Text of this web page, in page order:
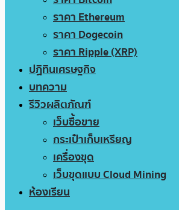
ราคา Ethereum
ราคา Dogecoin
ราคา Ripple (XRP)
ปฏิทินเศรษฐกิจ
บทความ
รีวิวผลิตภัณฑ์
เว็บซื้อขาย
กระเป๋าเก็บเหรียญ
เครื่องขุด
เว็บขุดแบบ Cloud Mining
ห้องเรียน